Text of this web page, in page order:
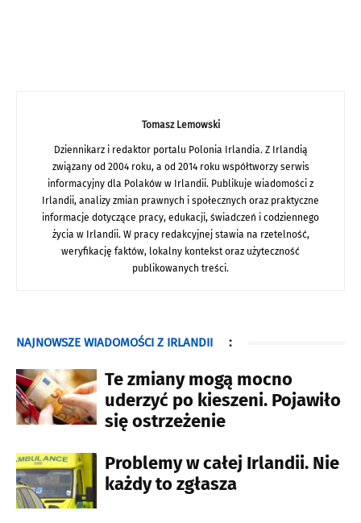
Tomasz Lemowski
Dziennikarz i redaktor portalu Polonia Irlandia. Z Irlandią
związany od 2004 roku, a od 2014 roku współtworzy serwis
informacyjny dla Polaków w Irlandii. Publikuje wiadomości z
Irlandii, analizy zmian prawnych i społecznych oraz praktyczne
informacje dotyczące pracy, edukacji, świadczeń i codziennego
życia w Irlandii. W pracy redakcyjnej stawia na rzetelność,
weryfikację faktów, lokalny kontekst oraz użyteczność
publikowanych treści.
NAJNOWSZE WIADOMOŚCI Z IRLANDII :
Te zmiany mogą mocno
uderzyć po kieszeni. Pojawiło
się ostrzeżenie
Problemy w całej Irlandii. Nie
każdy to zgłasza